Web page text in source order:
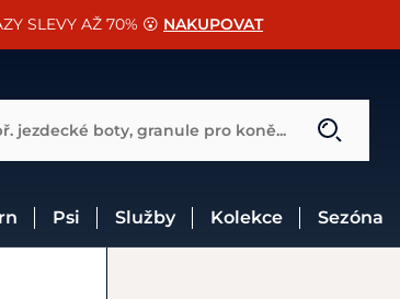
13% na vše od Cassini! CHCI SLEVU
SLEVY AŽ 70% 😮 NAKUPOVAT
k vybraným sedlům ZDARMA 🐴
jezdecké boty, granule pro koně...
Psi Služby Kolekce Sezóna